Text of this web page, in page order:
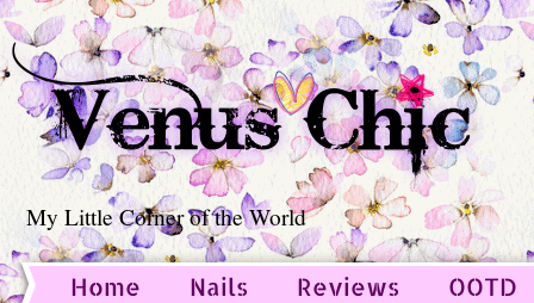
My Little Corner of the World
Home Nails Reviews
OOTD